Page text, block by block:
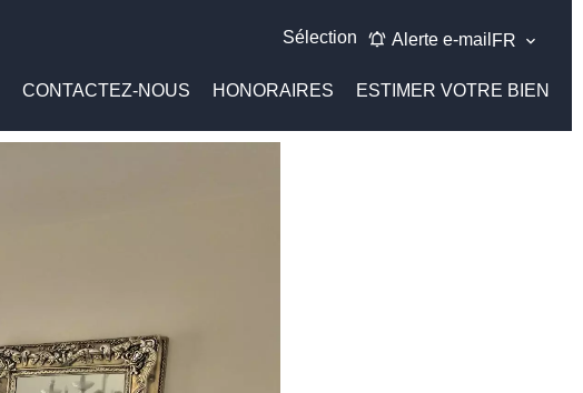
Sélection Alerte e-mail FR
CONTACTEZ-NOUS HONORAIRES ESTIMER VOTRE BIEN